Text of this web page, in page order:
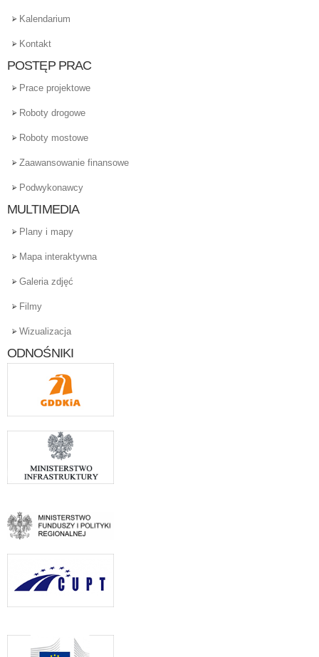
Kalendarium
Kontakt
POSTĘP PRAC
Prace projektowe
Roboty drogowe
Roboty mostowe
Zaawansowanie finansowe
Podwykonawcy
MULTIMEDIA
Plany i mapy
Mapa interaktywna
Galeria zdjęć
Filmy
Wizualizacja
ODNOŚNIKI